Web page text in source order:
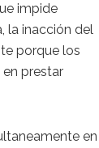
impide
la inacción del
porque los
prestar
en